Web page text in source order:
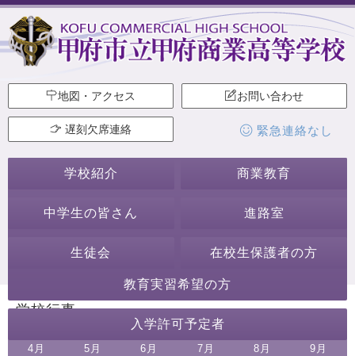
地図・アクセス お問い合わせ
遅刻欠席連絡 緊急連絡なし
学校紹介 商業教育
中学生の皆さん 進路室
生徒会 在校生保護者の方
教育実習希望の方
入学許可予定者
学校行事
4 月 5 月 6 月 7 月 8 月 9 月